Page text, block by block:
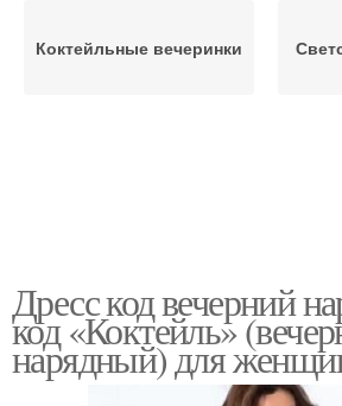
Коктейльные вечеринки
Дресс код вечерний
код «Коктейль»
нарядный) для